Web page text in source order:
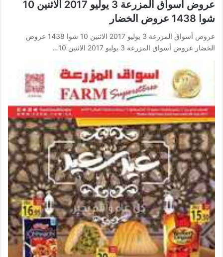
عروض أسواق المزرعة 3 يوليو 2017 الاثنين 10
شوا 1438 عروض الخضار
عروض أسواق المزرعة 3 يوليو 2017 الاثنين 10 شوا 1438 عروض
الخضار عروض أسواق المزرعة 3 يوليو 2017 الاثنين 10…